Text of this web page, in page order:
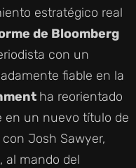
estratégico real
de Bloomberg
con un
fiable en la
ha reorientado
en un nuevo título de
Josh Sawyer,
al mando del